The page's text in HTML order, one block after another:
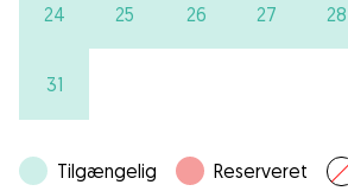
24 25 26 27 28
31
Tilgængelig Reserveret